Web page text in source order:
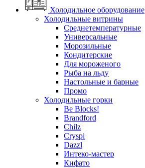
Холодильное оборудование
Холодильные витрины
Среднетемпературные
Универсальные
Морозильные
Кондитерские
Для мороженого
Рыба на льду
Настольные и барные
Промо
Холодильные горки
Be Blocks!
Brandford
Chilz
Cryspi
Dazzl
Интеко-мастер
Кифато